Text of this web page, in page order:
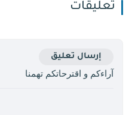
تعليقات
إرسال تعليق
آراءكم و اقترحاتكم تهمنا